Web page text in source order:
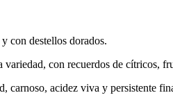
con destellos dorados.
variedad, con recuerdos de cítricos,
carnoso, acidez viva y persistente